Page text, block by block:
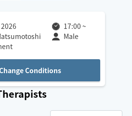
17:00 ~
Male
Conditions